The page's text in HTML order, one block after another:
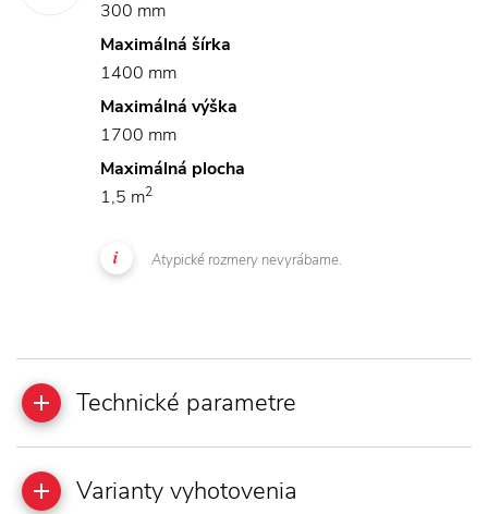
300 mm
Maximálná šírka
1400 mm
Maximálná výška
1700 mm
Maximálná plocha
1,5 m2
Atypické rozmery nevyrábame.
Technické parametre
Varianty vyhotovenia